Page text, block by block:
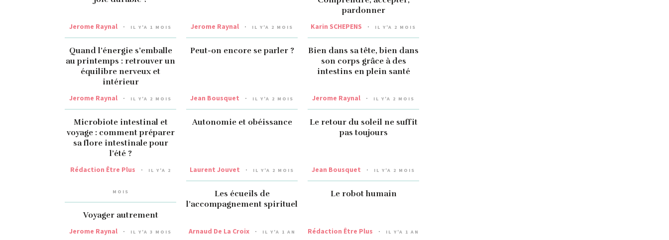
pardonner
Jerome Raynal IL Y'A 1 MOIS
Quand l’énergie s’emballe
au printemps : retrouver un
équilibre nerveux et
intérieur
Jerome Raynal IL Y'A 2 MOIS
Peut-on encore se parler ?
Karin SCHEPENS IL Y'A 2 MOIS
Bien dans sa tête, bien dans
son corps grâce à des
intestins en plein santé
Jerome Raynal IL Y'A 2 MOIS
Microbiote intestinal et
voyage : comment préparer
sa flore intestinale pour
l’été ?
Jean Bousquet IL Y'A 2 MOIS
Autonomie et obéissance
Jerome Raynal IL Y'A 2 MOIS
Le retour du soleil ne suffit
pas toujours
Rédaction Être Plus IL Y'A 2
MOIS
Voyager autrement
Laurent Jouvet IL Y'A 2 MOIS
Les écueils de
l’accompagnement spirituel
Jean Bousquet IL Y'A 2 MOIS
Le robot humain
Jerome Raynal IL Y'A 3 MOIS Arnaud De La Croix IL Y'A 1 AN Rédaction Être Plus IL Y'A 1 AN